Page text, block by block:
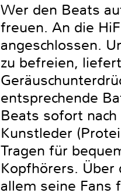
Wer den Beats
freuen. An die
angeschlossen.
zu befreien,
entsprechende
Beats sofort
Kunstleder
Tragen für
Kopfhörers. Über
allem seine Fans